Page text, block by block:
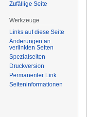
Zufällige Seite
Werkzeuge
Links auf diese Seite
Änderungen an
verlinkten Seiten
Spezialseiten
Druckversion
Permanenter Link
Seiten­informationen